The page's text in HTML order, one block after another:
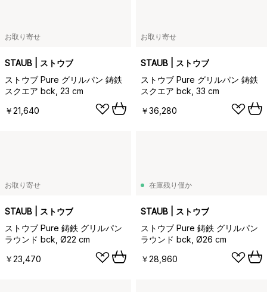
お取り寄せ
STAUB | ストウブ
ストウブ Pure グリルパン 鋳鉄
スクエア bck, 23 cm
￥21,640
お取り寄せ
STAUB | ストウブ
ストウブ Pure グリルパン 鋳鉄
スクエア bck, 33 cm
￥36,280
お取り寄せ
STAUB | ストウブ
ストウブ Pure 鋳鉄 グリルパン
ラウンド bck, Ø22 cm
￥23,470
在庫残り僅か
STAUB | ストウブ
ストウブ Pure 鋳鉄 グリルパン
ラウンド bck, Ø26 cm
￥28,960